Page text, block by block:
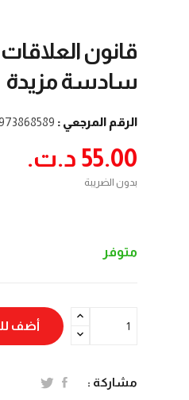
قانون
سادسة مزيدة
الرقم المرجعي :
55.00 د.ت.‏
بدون الضريبة
متوفر
أضف
مشاركة :